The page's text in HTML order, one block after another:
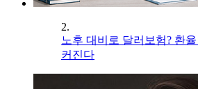
2.
노후 대비로 달러보험? 환
커진다